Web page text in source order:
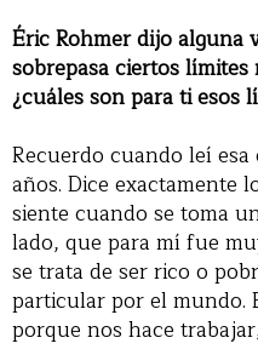
Éric Rohmer dijo alguna
sobrepasa ciertos
¿cuáles son para ti esos
Recuerdo cuando leí
años. Dice exactamente
siente cuando se toma
lado, que para mí fue
se trata de ser rico o
particular por el mundo.
porque nos hace